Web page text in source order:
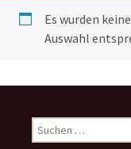
Es wurden
Auswahl
Suchen
nach: